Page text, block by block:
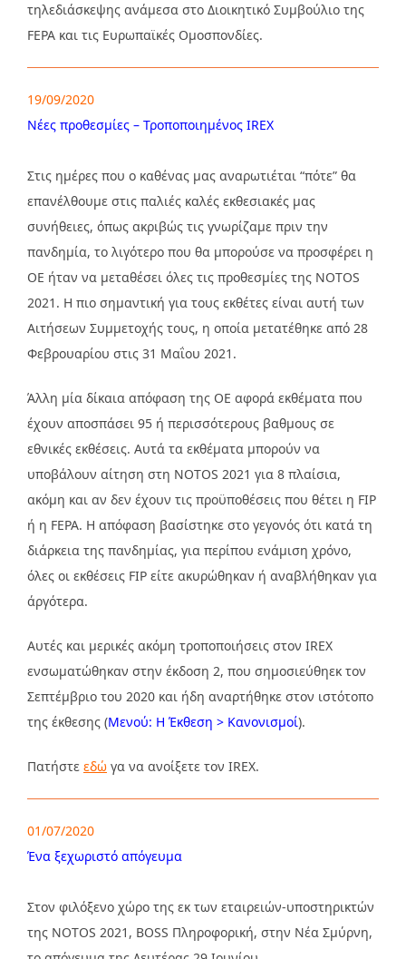
τηλεδιάσκεψης ανάμεσα στο Διοικητικό Συμβούλιο της
FEPA και τις Ευρωπαϊκές Ομοσπονδίες.
19/09/2020
Νέες προθεσμίες – Τροποποιημένος IREX
Στις ημέρες που ο καθένας μας αναρωτιέται “πότε” θα
επανέλθουμε στις παλιές καλές εκθεσιακές μας
συνήθειες, όπως ακριβώς τις γνωρίζαμε πριν την
πανδημία, το λιγότερο που θα μπορούσε να προσφέρει η
ΟΕ ήταν να μεταθέσει όλες τις προθεσμίες της NOTOS
2021. Η πιο σημαντική για τους εκθέτες είναι αυτή των
Αιτήσεων Συμμετοχής τους, η οποία μετατέθηκε από 28
Φεβρουαρίου στις 31 Μαΐου 2021.
Άλλη μία δίκαια απόφαση της ΟΕ αφορά εκθέματα που
έχουν αποσπάσει 95 ή περισσότερους βαθμους σε
εθνικές εκθέσεις. Αυτά τα εκθέματα μπορούν να
υποβάλουν αίτηση στη NOTOS 2021 για 8 πλαίσια,
ακόμη και αν δεν έχουν τις προϋποθέσεις που θέτει η FIP
ή η FEPA. Η απόφαση βασίστηκε στο γεγονός ότι κατά τη
διάρκεια της πανδημίας, για περίπου ενάμιση χρόνο,
όλες οι εκθέσεις FIP είτε ακυρώθηκαν ή αναβλήθηκαν για
άργότερα.
Αυτές και μερικές ακόμη τροποποιήσεις στον IREX
ενσωματώθηκαν στην έκδοση 2, που σημοσιεύθηεκ τον
Σεπτέμβριο του 2020 και ήδη αναρτήθηκε στον ιστότοπο
της έκθεσης (Μενού: Η Έκθεση > Κανονισμοί).
Πατήστε εδώ γα να ανοίξετε τον IREX.
01/07/2020
Ένα ξεχωριστό απόγευμα
Στον φιλόξενο χώρο της εκ των εταιρειών-υποστηρικτών
της NOTOS 2021, BOSS Πληροφορική, στην Νέα Σμύρνη,